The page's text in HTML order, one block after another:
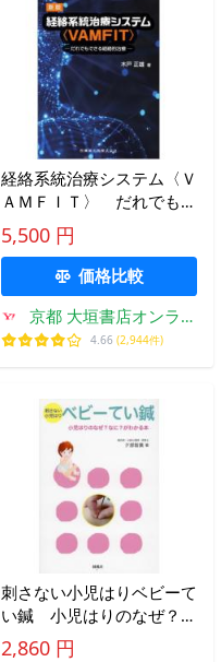
経絡系統治療システム〈Ｖ
ＡＭＦＩＴ〉 だれでもで
きる経絡的治療 / 木戸正雄
／著
5,500 円
価格比較
京都 大垣書店オンライ
ン
4.66 (2,944件)
刺さない小児はりベビーて
い鍼 小児はりのなぜ？な
に？がわかる本 / 夕部智廣
2,860 円